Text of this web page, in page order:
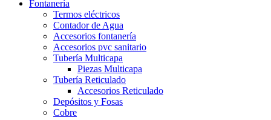
Fontanería
Termos eléctricos
Contador de Agua
Accesorios fontanería
Accesorios pvc sanitario
Tubería Multicapa
Piezas Multicapa
Tubería Reticulado
Accesorios Reticulado
Depósitos y Fosas
Cobre